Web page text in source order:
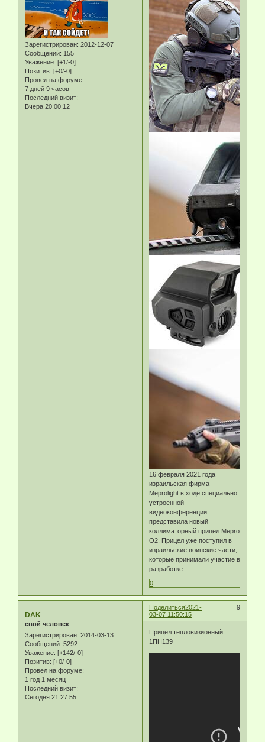
Зарегистрирован: 2012-12-07
Сообщений: 155
Уважение: [+1/-0]
Позитив: [+0/-0]
Провел на форуме:
7 дней 9 часов
Последний визит:
Вчера 20:00:12
16 февраля 2021 года
израильская фирма
Meprolight в ходе специально
устроенной
видеоконференции
представила новый
коллиматорный прицел Mepro
O2. Прицел уже поступил в
израильские воинские части,
которые принимали участие в
разработке.
0
Поделиться 9
2021-
03-07 11:50:15
DAK
свой человек
Зарегистрирован: 2014-03-13
Сообщений: 5292
Уважение: [+142/-0]
Позитив: [+0/-0]
Провел на форуме:
1 год 1 месяц
Последний визит:
Сегодня 21:27:55
Прицел тепловизионный
1ПН139